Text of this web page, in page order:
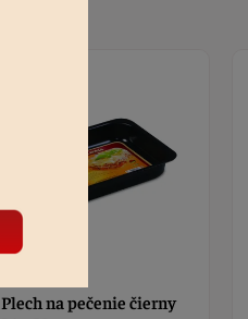
Plech na pečenie čierny